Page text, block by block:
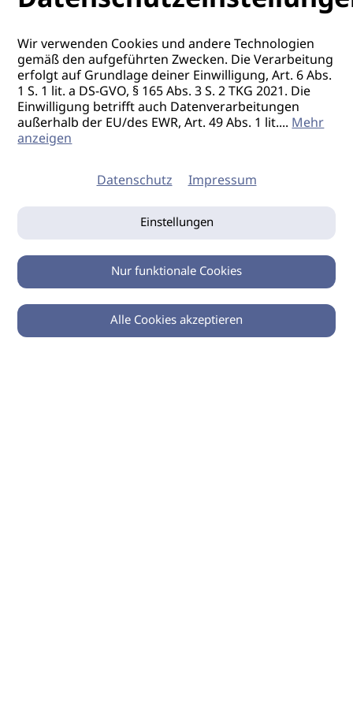
0
Wir verwenden Cookies und andere Technologien
gemäß den aufgeführten Zwecken. Die Verarbeitung
erfolgt auf Grundlage deiner Einwilligung, Art. 6 Abs.
1 S. 1 lit. a DS-GVO, § 165 Abs. 3 S. 2 TKG 2021. Die
Einwilligung betrifft auch Datenverarbeitungen
außerhalb der EU/des EWR, Art. 49 Abs. 1 lit....Mehr
anzeigen
Datenschutz Impressum
Einstellungen
Nur funktionale Cookies
Alle Cookies akzeptieren